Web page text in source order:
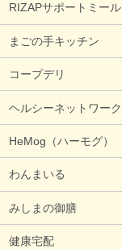
RIZAPサポートミール
まごの手キッチン
コープデリ
ヘルシーネットワーク
HeMog（ハーモグ）
わんまいる
みしまの御膳
健康宅配